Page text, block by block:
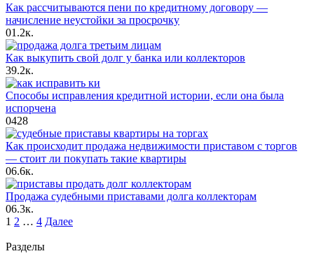
Как рассчитываются пени по кредитному договору —
начисление неустойки за просрочку
01.2к.
Как выкупить свой долг у банка или коллекторов
39.2к.
Способы исправления кредитной истории, если она была
испорчена
0428
Как происходит продажа недвижимости приставом с торгов
— стоит ли покупать такие квартиры
06.6к.
Продажа судебными приставами долга коллекторам
06.3к.
Пагинация
1 2 … 4 Далее
Разделы